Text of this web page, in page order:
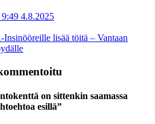
4.8.2025
lisää töitä – Vantaan
on sittenkin saamassa
esillä”